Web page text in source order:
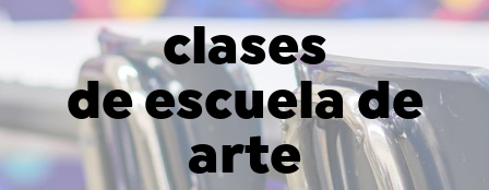
clases
de escuela de
arte